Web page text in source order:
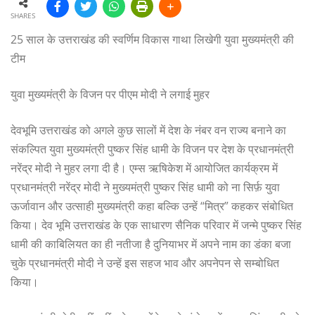
SHARES
25 साल के उत्तराखंड की स्वर्णिम विकास गाथा लिखेगी युवा मुख्यमंत्री की
टीम
युवा मुख्यमंत्री के विजन पर पीएम मोदी ने लगाई मुहर
देवभूमि उत्तराखंड को अगले कुछ सालों में देश के नंबर वन राज्य बनाने का
संकल्पित युवा मुख्यमंत्री पुष्कर सिंह धामी के विजन पर देश के प्रधानमंत्री
नरेंद्र मोदी ने मुहर लगा दी है। एम्स ऋषिकेश में आयोजित कार्यक्रम में
प्रधानमंत्री नरेंद्र मोदी ने मुख्यमंत्री पुष्कर सिंह धामी को ना सिर्फ़ युवा
ऊर्जावान और उत्साही मुख्यमंत्री कहा बल्कि उन्हें “मित्र” कहकर संबोधित
किया। देव भूमि उत्तराखंड के एक साधारण सैनिक परिवार में जन्मे पुष्कर सिंह
धामी की काबिलियत का ही नतीजा है दुनियाभर में अपने नाम का डंका बजा
चुके प्रधानमंत्री मोदी ने उन्हें इस सहज भाव और अपनेपन से सम्बोधित
किया।